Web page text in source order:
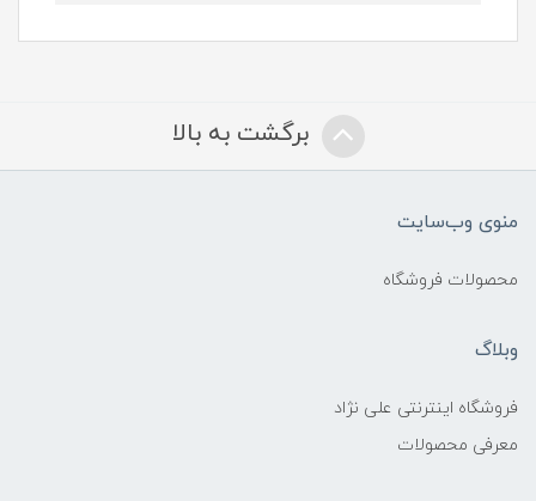
برگشت به بالا
منوی وب‌سایت
محصولات فروشگاه
وبلاگ
فروشگاه اینترنتی علی نژاد
معرفی محصولات